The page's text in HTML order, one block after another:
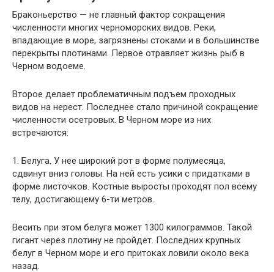
Браконьерство — не главный фактор сокращения
численности многих черноморских видов. Реки,
впадающие в море, загрязнены стоками и в большинстве
перекрыты плотинами. Первое отравляет жизнь рыб в
Черном водоеме.
Второе делает проблематичным подъем проходных
видов на нерест. Последнее стало причиной сокращение
численности осетровых. В Черном море из них
встречаются:
1. Белуга. У нее широкий рот в форме полумесяца,
сдвинут вниз головы. На ней есть усики с придатками в
форме листочков. Костные выросты проходят пол всему
телу, достигающему 6-ти метров.
Весить при этом белуга может 1300 килограммов. Такой
гигант через плотину не пройдет. Последних крупных
белуг в Черном море и его притоках ловили около века
назад.